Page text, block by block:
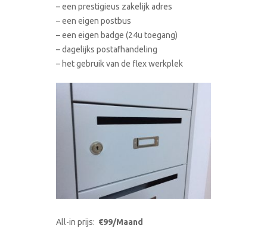
– een prestigieus zakelijk adres
– een eigen postbus
– een eigen badge (24u toegang)
– dagelijks postafhandeling
– het gebruik van de flex werkplek
All-in prijs: €99/Maand